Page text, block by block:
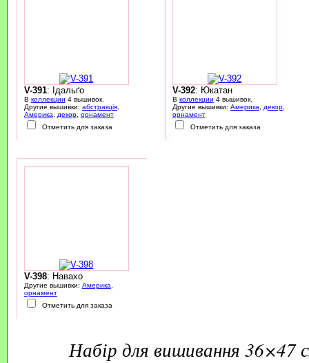
V-391: Ідальґо
В коллекции 4 вышивок.
Другие вышивки: абстракція,
Америка, декор, орнамент
Отметить для заказа
V-392: Юкатан
В коллекции 4 вышивок.
Другие вышивки: Америка, декор,
орнамент
Отметить для заказа
V-398: Навахо
Другие вышивки: Америка,
орнамент
Отметить для заказа
набір для вишивання